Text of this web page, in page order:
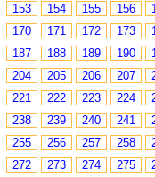
153
154 155 156
170
171 172 173
187
188 189 190
204
205 206 207
221
222 223 224
238
239 240 241
255
256 257 258
272
273 274 275